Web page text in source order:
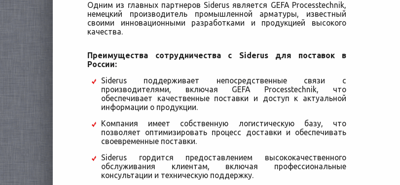
Одним из главных партнеров Siderus является GEFA Processtechnik,
немецкий производитель промышленной арматуры, известный
своими инновационными разработками и продукцией высокого
качества.
Преимущества сотрудничества с Siderus для поставок в
России:
Siderus поддерживает непосредственные связи с
производителями, включая GEFA Processtechnik, что
обеспечивает качественные поставки и доступ к актуальной
информации о продукции.
Компания имеет собственную логистическую базу, что
позволяет оптимизировать процесс доставки и обеспечивать
своевременные поставки.
Siderus гордится предоставлением высококачественного
обслуживания клиентам, включая профессиональные
консультации и техническую поддержку.